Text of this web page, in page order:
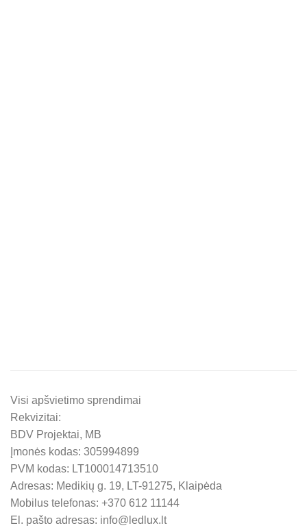
Visi apšvietimo sprendimai
Rekvizitai:
BDV Projektai, MB
Įmonės kodas: 305994899
PVM kodas: LT100014713510
Adresas: Medikių g. 19, LT-91275, Klaipėda
Mobilus telefonas: +370 612 11144
El. pašto adresas: info@ledlux.lt